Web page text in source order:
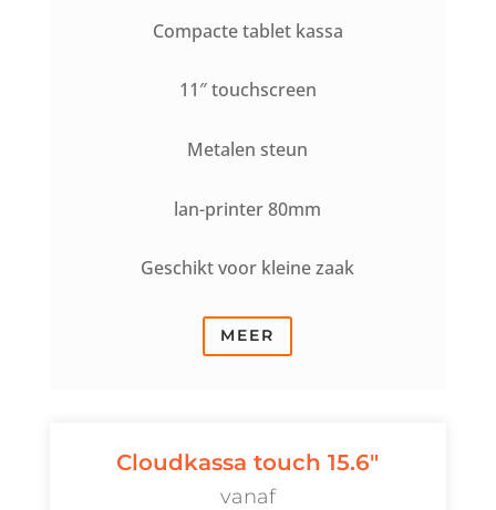
Compacte tablet kassa
11″ touchscreen
Metalen steun
lan-printer 80mm
Geschikt voor kleine zaak
MEER
Cloudkassa touch 15.6"
vanaf